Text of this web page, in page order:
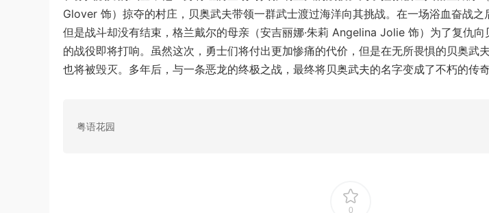
Glover 饰）掠夺的村庄，贝奥武夫带领一群武士渡过海洋向其挑战。在一场浴血奋战之
但是战斗却没有结束，格兰戴尔的母亲（安吉丽娜·朱莉 Angelina Jolie 饰）为了复仇
的战役即将打响。虽然这次，勇士们将付出更加惨痛的代价，但是在无所畏惧的贝奥武
也将被毁灭。多年后，与一条恶龙的终极之战，最终将贝奥武夫的名字变成了不朽的传奇
粤语花园
0